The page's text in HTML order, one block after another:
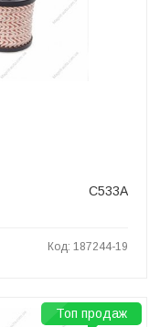
C533A
Код: 187244-19
Топ продаж